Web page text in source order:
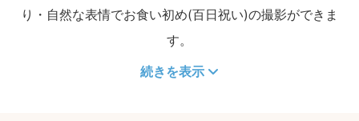
り・自然な表情でお食い初め(百日祝い)の撮影ができま
す。
続きを表示